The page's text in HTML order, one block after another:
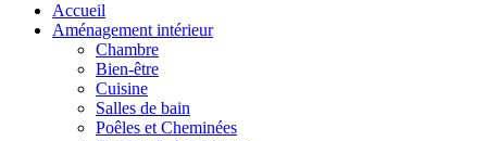
Accueil
Aménagement intérieur
Chambre
Bien-être
Cuisine
Salles de bain
Poêles et Cheminées